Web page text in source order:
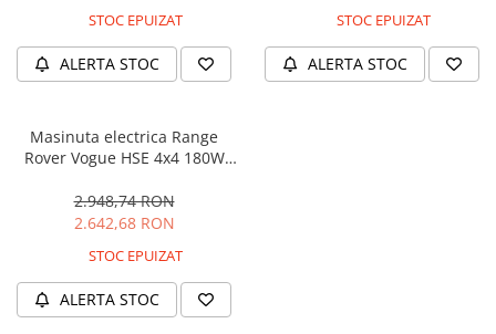
STOC EPUIZAT
ALERTA STOC
STOC EPUIZAT
ALERTA STOC
Masinuta electrica Range
Rover Vogue HSE 4x4 180W
2.948,74 RON
2.642,68 RON
STOC EPUIZAT
ALERTA STOC